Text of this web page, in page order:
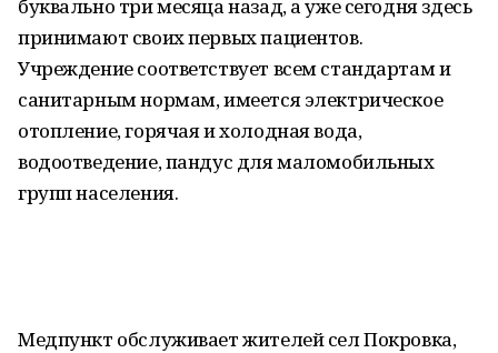
буквально три месяца назад, а уже сегодня здесь
принимают своих первых пациентов.
Учреждение соответствует всем стандартам и
санитарным нормам, имеется электрическое
отопление, горячая и холодная вода,
водоотведение, пандус для маломобильных
групп населения.
Медпункт обслуживает жителей сел Покровка,